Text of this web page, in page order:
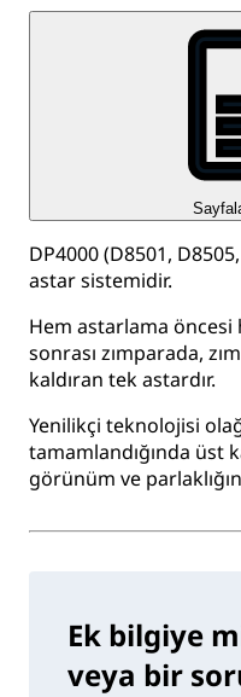
DP4000 (D8501,
astar sistemidir.
Hem astarlama öncesi
sonrası zımparada,
kaldıran tek astardır.
Yenilikçi teknolojisi
tamamlandığında üst
görünüm ve
Ek bilgiye
veya bir